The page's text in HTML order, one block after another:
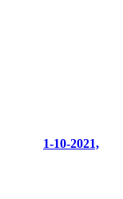
1-10-2021,